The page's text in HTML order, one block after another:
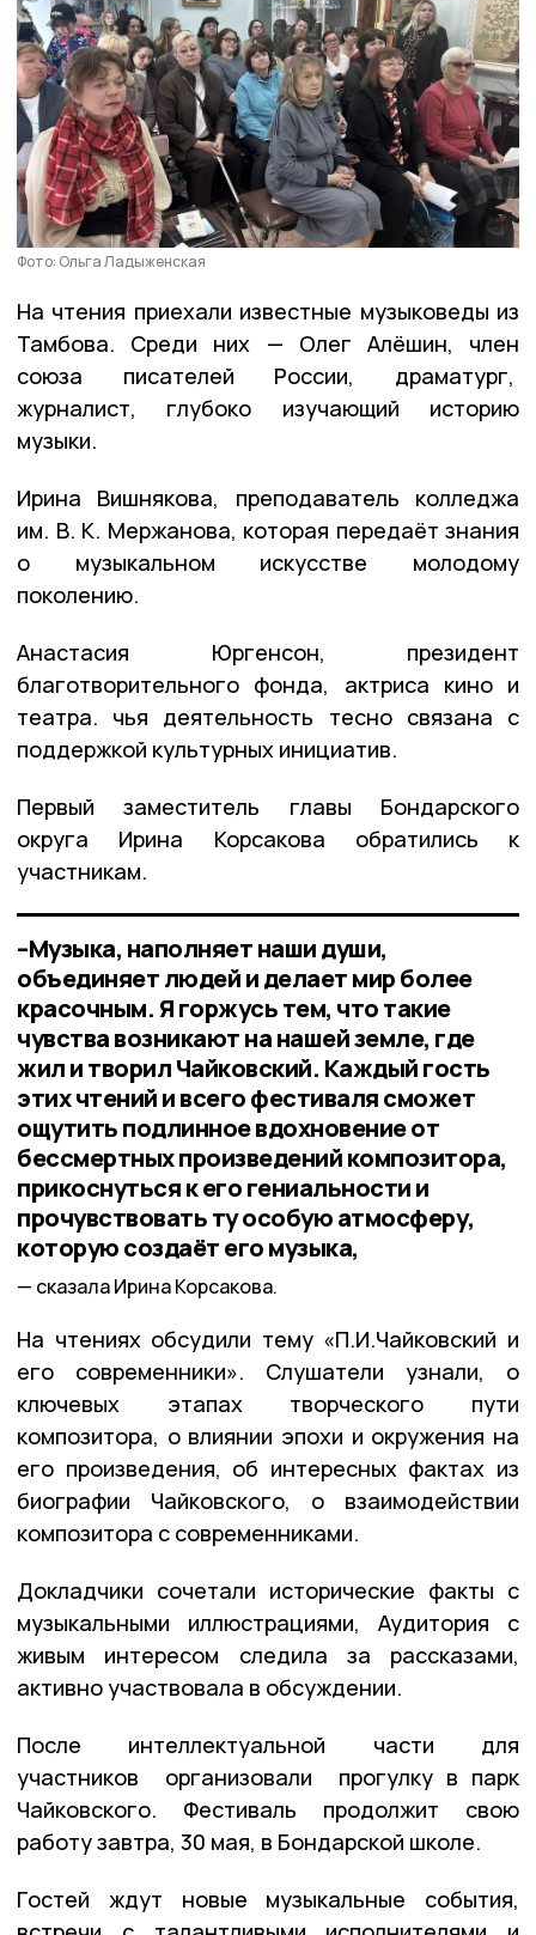
Фото: Ольга Ладыженская
На чтения приехали известные музыковеды из
Тамбова. Среди них — Олег Алёшин, член
союза писателей России, драматург,
журналист, глубоко изучающий историю
музыки.
Ирина Вишнякова, преподаватель колледжа
им. В. К. Мержанова, которая передаёт знания
о музыкальном искусстве молодому
поколению.
Анастасия Юргенсон, президент
благотворительного фонда, актриса кино и
театра. чья деятельность тесно связана с
поддержкой культурных инициатив.
Первый заместитель главы Бондарского
округа Ирина Корсакова обратились к
участникам.
–Музыка, наполняет наши души,
объединяет людей и делает мир более
красочным. Я горжусь тем, что такие
чувства возникают на нашей земле, где
жил и творил Чайковский. Каждый гость
этих чтений и всего фестиваля сможет
ощутить подлинное вдохновение от
бессмертных произведений композитора,
прикоснуться к его гениальности и
прочувствовать ту особую атмосферу,
которую создаёт его музыка,
сказала Ирина Корсакова.
На чтениях обсудили тему «П.И.Чайковский и
его современники». Слушатели узнали, о
ключевых этапах творческого пути
композитора, о влиянии эпохи и окружения на
его произведения, об интересных фактах из
биографии Чайковского, о взаимодействии
композитора с современниками.
Докладчики сочетали исторические факты с
музыкальными иллюстрациями, Аудитория с
живым интересом следила за рассказами,
активно участвовала в обсуждении.
После интеллектуальной части для
участников организовали прогулку в парк
Чайковского. Фестиваль продолжит свою
работу завтра, 30 мая, в Бондарской школе.
Гостей ждут новые музыкальные события,